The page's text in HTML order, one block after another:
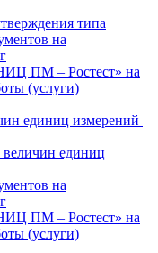
типа
на
ПМ – Ростест» на
(услуги)
единиц измерений
величин единиц
на
ПМ – Ростест» на
(услуги)